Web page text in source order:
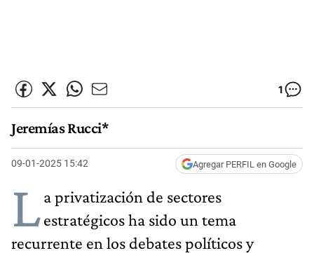
1
Jeremías Rucci*
09-01-2025 15:42 Agregar PERFIL en Google
La privatización de sectores
estratégicos ha sido un tema
recurrente en los debates políticos y